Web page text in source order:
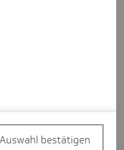
braucht
Arzneimitteln
Auswahl bestätigen